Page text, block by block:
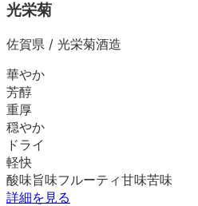
光栄菊
佐賀県 / 光栄菊酒造
華やか
芳醇
重厚
穏やか
ドライ
軽快
酸味旨味フルーティ甘味苦味
詳細を見る